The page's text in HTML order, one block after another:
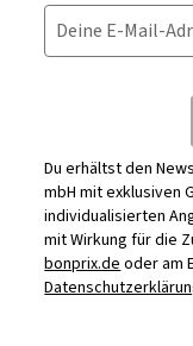
Deine E-Mail-
Du erhältst den
mbH mit exklusiven
individualisierten
mit Wirkung für die
bonprix.deoder am